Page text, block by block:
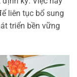
liên tục bổ sung
triển bền vững